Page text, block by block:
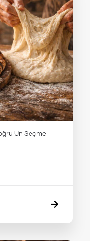
Un Seçme